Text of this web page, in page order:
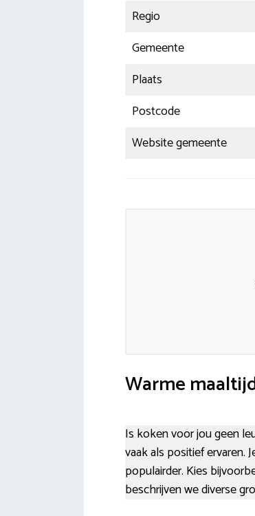
Regio
Gemeente
Plaats
Postcode
Website gemeente
Warme
Is koken voor jou geen
vaak als positief
populairder. Kies
beschrijven we diverse